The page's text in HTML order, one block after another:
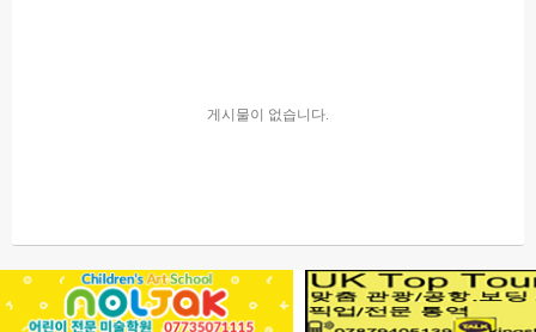
게시물이 없습니다.